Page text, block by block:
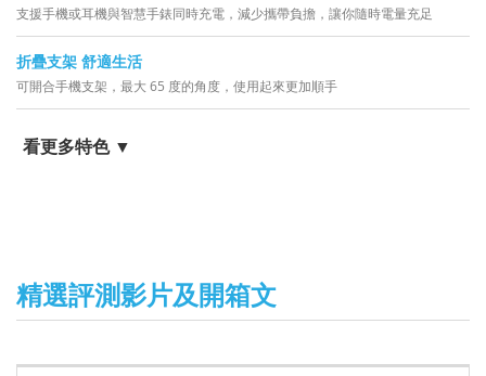
支援手機或耳機與智慧手錶同時充電，減少攜帶負擔，讓你隨時電量充足
折疊支架 舒適生活
可開合手機支架，最大 65 度的角度，使用起來更加順手
看更多特色 ▼
精選評測影片及開箱文